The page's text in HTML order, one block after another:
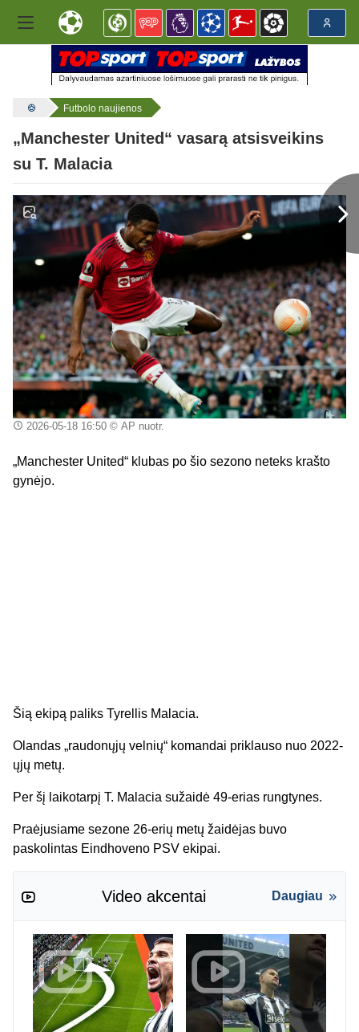
Futbolo naujienos
„Manchester United“ vasarą atsisveikins
su T. Malacia
2026-05-18 16:50© AP nuotr.
„Manchester United“ klubas po šio sezono neteks krašto
gynėjo.
Šią ekipą paliks Tyrellis Malacia.
Olandas „raudonųjų velnių“ komandai priklauso nuo 2022-
ųjų metų.
Per šį laikotarpį T. Malacia sužaidė 49-erias rungtynes.
Praėjusiame sezone 26-erių metų žaidėjas buvo
paskolintas Eindhoveno PSV ekipai.
Video akcentai Daugiau